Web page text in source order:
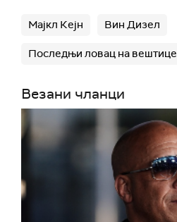
Мајкл Кејн Вин Дизел
Последњи ловац на вештице
Везани чланци